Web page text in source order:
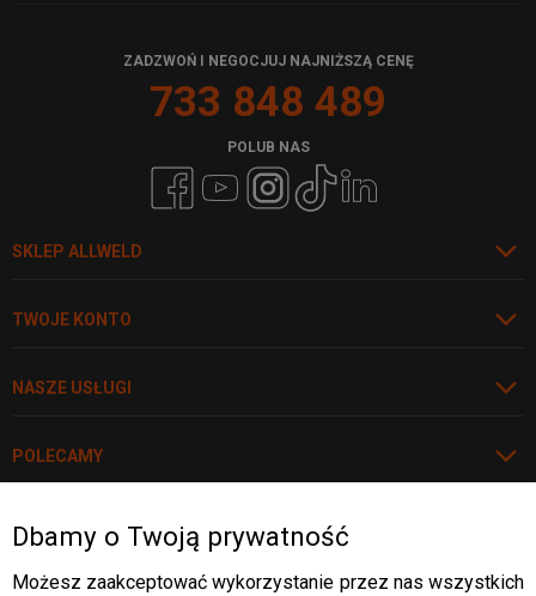
SKLEP ALLWELD
TWOJE KONTO
NASZE USŁUGI
POLECAMY
ZADZWOŃ I NEGOCJUJ NAJNIŻSZĄ CENĘ
733 848 489
POLUB NAS
WARTO WIEDZIEĆ
Rozwiń
Dbamy o Twoją prywatność
Możesz zaakceptować wykorzystanie przez nas wszystkich